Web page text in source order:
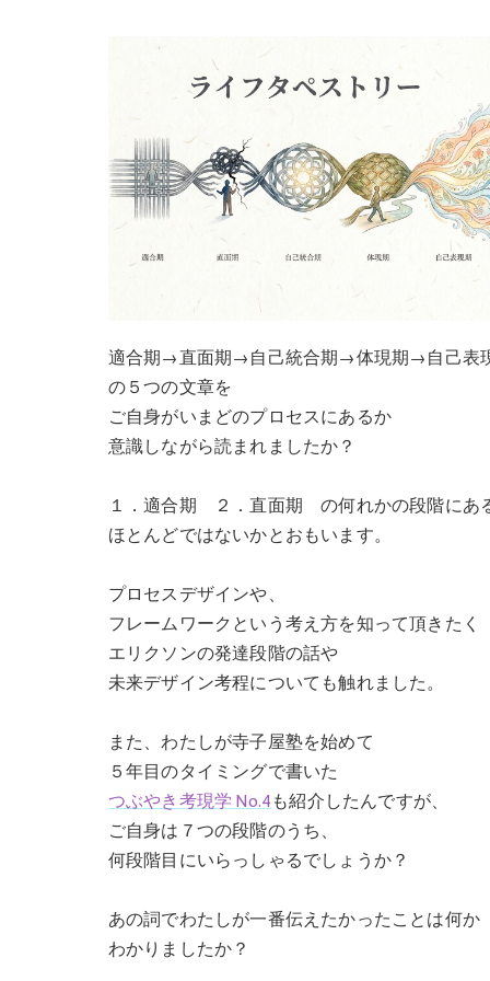
適合期→直面期→自己統合期→体現期→自己表
の５つの文章を
ご自身がいまどのプロセスにあるか
意識しながら読まれましたか？
１．適合期 ２．直面期 の何れかの段階にあ
ほとんどではないかとおもいます。
プロセスデザインや、
フレームワークという考え方を知って頂きたく
エリクソンの発達段階の話や
未来デザイン考程についても触れました。
また、わたしが寺子屋塾を始めて
５年目のタイミングで書いた
つぶやき考現学 No.4も紹介したんですが、
ご自身は７つの段階のうち、
何段階目にいらっしゃるでしょうか？
あの詞でわたしが一番伝えたかったことは何か
わかりましたか？